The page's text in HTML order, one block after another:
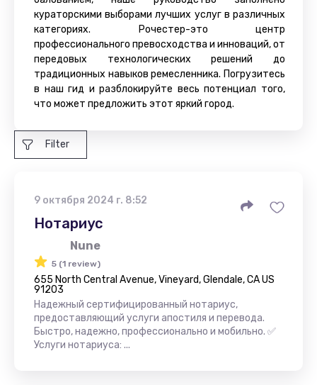
кураторскими выборами лучших услуг в различных
категориях. Рочестер-это центр
профессионального превосходства и инноваций, от
передовых технологических решений до
традиционных навыков ремесленника. Погрузитесь
в наш гид и разблокируйте весь потенциал того,
что может предложить этот яркий город.
Filter
9 октября 2024 г. 8:52
Нотариус
Nune
5 (1 review)
655 North Central Avenue, Vineyard, Glendale, CA US
91203
Надежный сертифицированный нотариус,
предоставляющий услуги апостиля и перевода.
Быстро, надежно, профессионально и мобильно. ✅
Услуги нотариуса: ...